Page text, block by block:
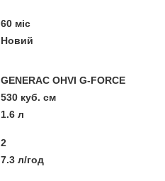
60 міс
Новий
GENERAC OHVI G-FORCE
530 куб. см
1.6 л
2
7.3 л/год